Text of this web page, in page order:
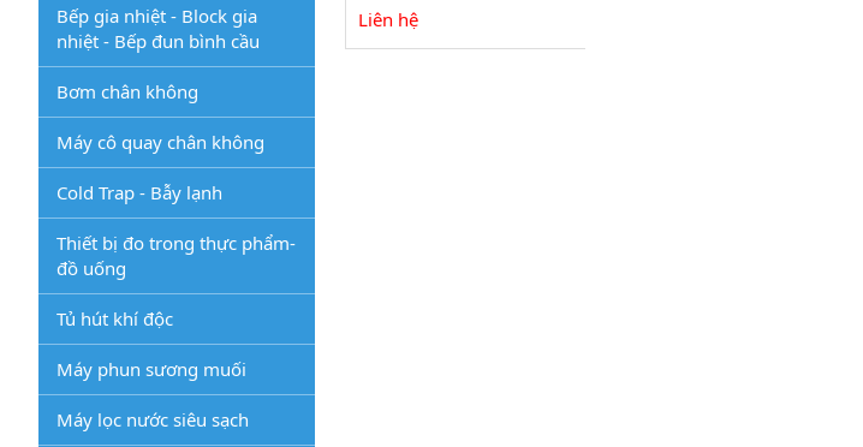
Liên hệ
Bếp gia nhiệt - Block gia
nhiệt - Bếp đun bình cầu
Bơm chân không
Máy cô quay chân không
Cold Trap - Bẫy lạnh
Thiết bị đo trong thực phẩm-
đồ uống
Tủ hút khí độc
Máy phun sương muối
Máy lọc nước siêu sạch